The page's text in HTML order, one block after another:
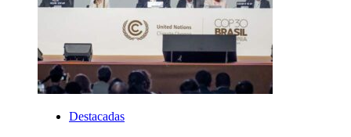
Destacadas